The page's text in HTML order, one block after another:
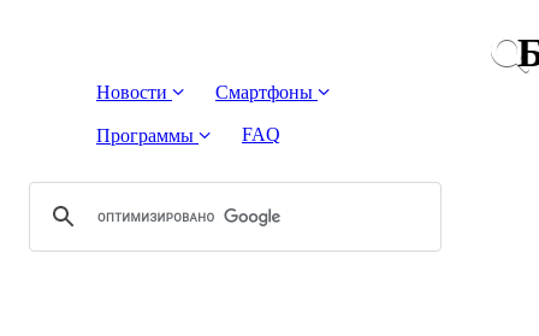
Новости Смартфоны
Программы FAQ